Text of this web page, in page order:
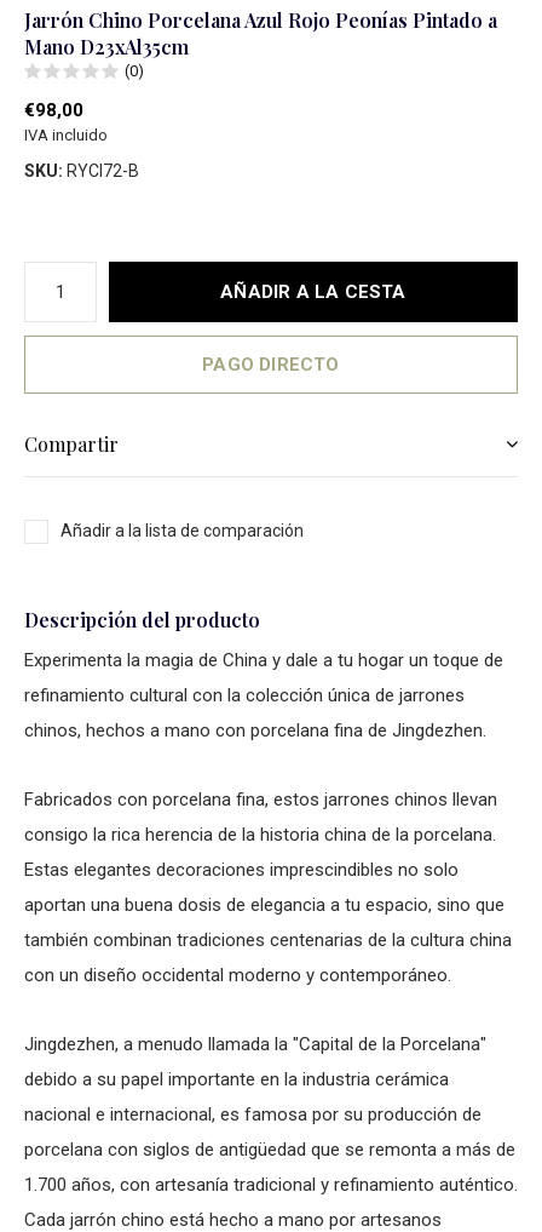
Jarrón Chino Porcelana Azul Rojo Peonías Pintado a
Mano D23xAl35cm
(0)
€98,00
IVA incluido
SKU: RYCI72-B
AÑADIR A LA CESTA
PAGO DIRECTO
Compartir
Añadir a la lista de comparación
Descripción del producto
Experimenta la magia de China y dale a tu hogar un toque de
refinamiento cultural con la colección única de jarrones
chinos, hechos a mano con porcelana fina de Jingdezhen.
Fabricados con porcelana fina, estos jarrones chinos llevan
consigo la rica herencia de la historia china de la porcelana.
Estas elegantes decoraciones imprescindibles no solo
aportan una buena dosis de elegancia a tu espacio, sino que
también combinan tradiciones centenarias de la cultura china
con un diseño occidental moderno y contemporáneo.
Jingdezhen, a menudo llamada la "Capital de la Porcelana"
debido a su papel importante en la industria cerámica
nacional e internacional, es famosa por su producción de
porcelana con siglos de antigüedad que se remonta a más de
1.700 años, con artesanía tradicional y refinamiento auténtico.
Cada jarrón chino está hecho a mano por artesanos